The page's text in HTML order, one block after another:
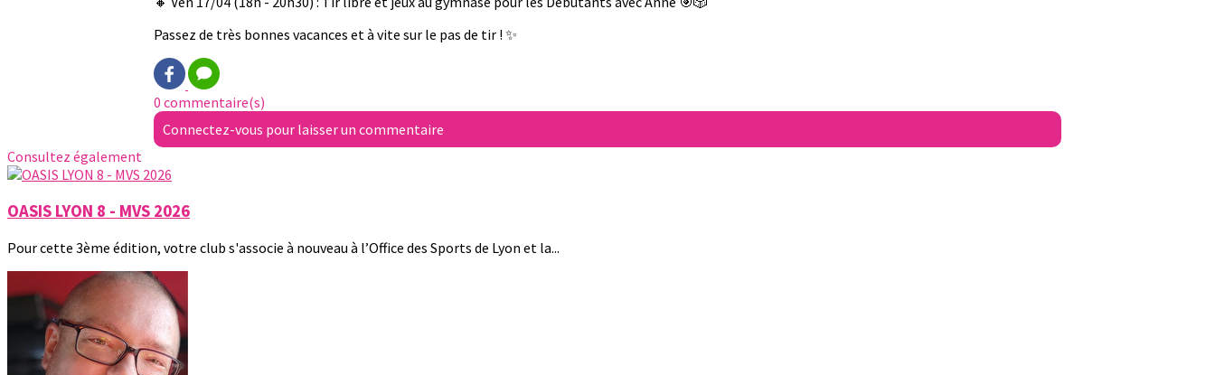
Passez de très bonnes vacances et à vite sur le pas de tir ! ✨
0 commentaire(s)
Connectez-vous pour laisser un commentaire
Consultez également
OASIS LYON 8 - MVS 2026
Pour cette 3ème édition, votre club s'associe à nouveau à l’Office des Sports de Lyon et la...